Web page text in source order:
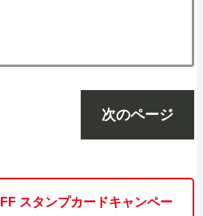
次のページ
スタンプカードキャンペー